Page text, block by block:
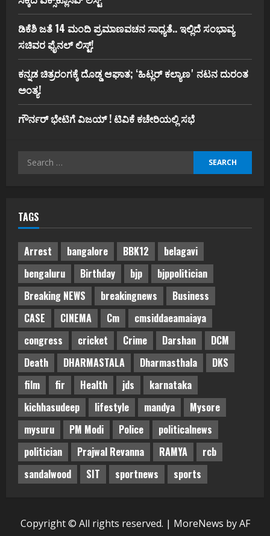
ಡಿಕೆಶಿ ಜತೆ 14 ಮಂದಿ ಪ್ರಮಾಣವಚನ ಸಾಧ್ಯತೆ.. ಇಲ್ಲಿದೆ ಸಂಭಾವ್ಯ
ಸಚಿವರ ಫೈನಲ್ ಲಿಸ್ಟ್‌!
ಕನ್ನಡ ಚಿತ್ರರಂಗಕ್ಕೆ ದೊಡ್ಡ ಆಘಾತ; ʻಹಿಟ್ಲರ್ ಕಲ್ಯಾಣʼ ನಟನ ದುರಂತ
ಅಂತ್ಯ!
ಗೌರ್ನರ್‌ ಭೇಟಿಗೆ ವಿಜಯ್‌ ! ಟಿವಿಕೆ ಕಚೇರಿಯಲ್ಲಿ ಸಭೆ
Search
TAGS
Arrest bangalore BBK12
belagavi
bengaluru
Birthday bjp
bjppolitician
Breaking NEWS
breakingnews
Business
CASE
CINEMA Cm
cmsiddaeamaiaya
congress
cricket Crime Darshan
DCM
Death
DHARMASTALA Dharmasthala
DKS
film
fir Health jds
karnataka
kichhasudeep
lifestyle mandya
Mysore
mysuru
PM Modi Police
politicalnews
politician
Prajwal Revanna RAMYA
rcb
sandalwood
SIT sportnews sports
Copyright © All rights reserved. | MoreNews by AF